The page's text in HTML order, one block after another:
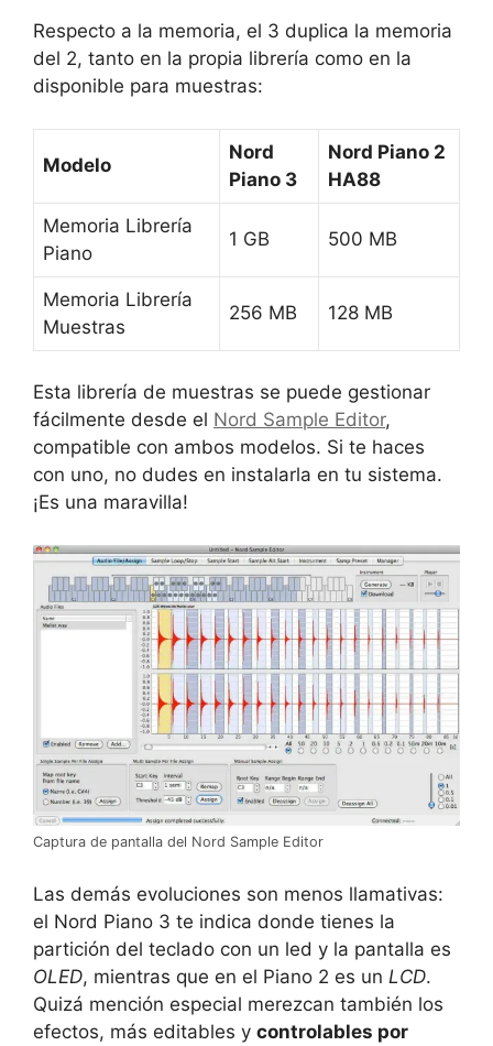
Respecto a la memoria, el 3 duplica la memoria
del 2, tanto en la propia librería como en la
disponible para muestras:
Modelo
Nord
Piano 3
Nord Piano 2
HA88
Memoria Librería
Piano
1 GB 500 MB
Memoria Librería
Muestras
256 MB 128 MB
Esta librería de muestras se puede gestionar
fácilmente desde el Nord Sample Editor,
compatible con ambos modelos. Si te haces
con uno, no dudes en instalarla en tu sistema.
¡Es una maravilla!
Captura de pantalla del Nord Sample Editor
Las demás evoluciones son menos llamativas:
el Nord Piano 3 te indica donde tienes la
partición del teclado con un led y la pantalla es
OLED, mientras que en el Piano 2 es un LCD.
Quizá mención especial merezcan también los
efectos, más editables y controlables por